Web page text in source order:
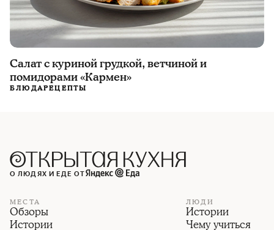
Салат с куриной грудкой, ветчиной и
помидорами «Кармен»
БЛЮДАРЕЦЕПТЫ
О ЛЮДЯХ И ЕДЕ ОТ
МЕСТА
Обзоры
Истории
ЛЮДИ
Истории
Чему учиться